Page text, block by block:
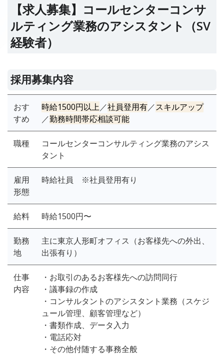
【求人募集】コールセンターコンサ
ルティング業務のアシスタント（SV
経験者）
採用募集内容
おす
すめ
時給1500円以上／社員登用有／スキルアップ
／勤務時間帯応相談可能
職種
コールセンターコンサルティング業務のアシス
タント
雇用
形態
時給社員 ※社員登用有り
給料 時給1500円〜
勤務
地
主に東京人形町オフィス（お客様先への外出、
出張有り）
仕事
内容
・お取引のあるお客様先への訪問同行
・議事録の作成
・コンサルタントのアシスタント業務（スケジ
ュール管理、顧客管理など）
・書類作成、データ入力
・電話応対
・その他付随する事務全般